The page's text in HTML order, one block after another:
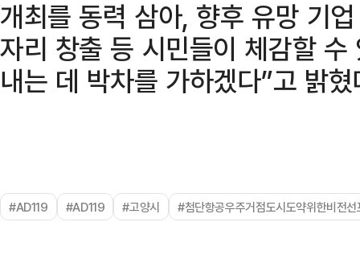
개최를 동력 삼아, 향후 유망 기
자리 창출 등 시민들이 체감할
내는 데 박차를 가하겠다”고 밝혔
#AD119 #AD119 #고양시 #첨단항공우주거점도시도약위한비전선